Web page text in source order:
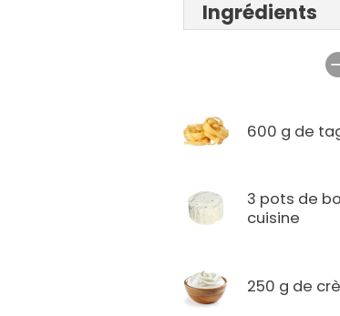
Ingrédients
600 g de
3 pots de
cuisine
250 g de